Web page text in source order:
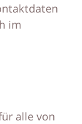
im
alle von